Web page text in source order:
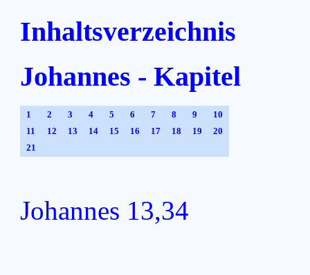
Inhaltsverzeichnis
Johannes - Kapitel
1 2 3 4 5 6 7 8 9
10
11
12 13 14 15 16 17 18 19
20
21
Johannes 13,34